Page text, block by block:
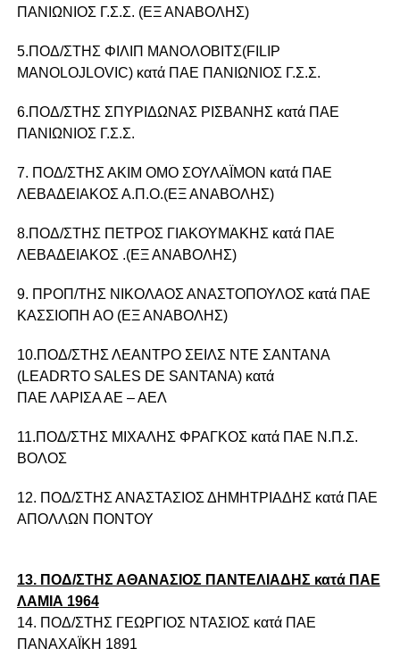
ΠΑΝΙΩΝΙΟΣ Γ.Σ.Σ. (ΕΞ ΑΝΑΒΟΛΗΣ)
5.ΠΟΔ/ΣΤΗΣ ΦΙΛΙΠ ΜΑΝΟΛΟΒΙΤΣ(FILIP
MANOLOJLOVIC) κατά ΠΑΕ ΠΑΝΙΩΝΙΟΣ Γ.Σ.Σ.
6.ΠΟΔ/ΣΤΗΣ ΣΠΥΡΙΔΩΝΑΣ ΡΙΣΒΑΝΗΣ κατά ΠΑΕ
ΠΑΝΙΩΝΙΟΣ Γ.Σ.Σ.
7. ΠΟΔ/ΣΤΗΣ ΑΚΙΜ ΟΜΟ ΣΟΥΛΑΪΜΟΝ κατά ΠΑΕ
ΛΕΒΑΔΕΙΑΚΟΣ Α.Π.Ο.(ΕΞ ΑΝΑΒΟΛΗΣ)
8.ΠΟΔ/ΣΤΗΣ ΠΕΤΡΟΣ ΓΙΑΚΟΥΜΑΚΗΣ κατά ΠΑΕ
ΛΕΒΑΔΕΙΑΚΟΣ .(ΕΞ ΑΝΑΒΟΛΗΣ)
9. ΠΡΟΠ/ΤΗΣ ΝΙΚΟΛΑΟΣ ΑΝΑΣΤΟΠΟΥΛΟΣ κατά ΠΑΕ
ΚΑΣΣΙΟΠΗ ΑΟ (ΕΞ ΑΝΑΒΟΛΗΣ)
10.ΠΟΔ/ΣΤΗΣ ΛΕΑΝΤΡΟ ΣΕΙΛΣ ΝΤΕ ΣΑΝΤΑΝΑ
(LEADRTO SALES DE SANTANA) κατά
ΠΑΕ ΛΑΡΙΣΑ ΑΕ – ΑΕΛ
11.ΠΟΔ/ΣΤΗΣ ΜΙΧΑΛΗΣ ΦΡΑΓΚΟΣ κατά ΠΑΕ Ν.Π.Σ.
ΒΟΛΟΣ
12. ΠΟΔ/ΣΤΗΣ ΑΝΑΣΤΑΣΙΟΣ ΔΗΜΗΤΡΙΑΔΗΣ κατά ΠΑΕ
ΑΠΟΛΛΩΝ ΠΟΝΤΟΥ
13. ΠΟΔ/ΣΤΗΣ ΑΘΑΝΑΣΙΟΣ ΠΑΝΤΕΛΙΑΔΗΣ κατά ΠΑΕ
ΛΑΜΙΑ 1964
14. ΠΟΔ/ΣΤΗΣ ΓΕΩΡΓΙΟΣ ΝΤΑΣΙΟΣ κατά ΠΑΕ
ΠΑΝΑΧΑΪΚΗ 1891